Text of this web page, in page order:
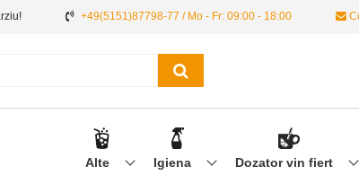
+49(5151)87798-77 / Mo - Fr: 09:00 - 18:00
Alte Igiena Dozator vin fiert